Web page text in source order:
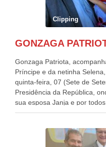
Clipping
Gonzaga Patriota,
Príncipe e da netinha
quinta-feira, 07 (Sete de
Presidência da República,
sua esposa Janja e por
estavam presentes, nos
outros desfiles, na
o deste ano, o maior e o